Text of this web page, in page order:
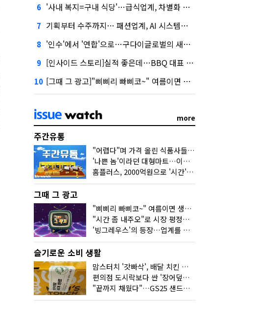
6 '사내 복지=구내 식당'…급식업계, 차별화 경쟁 본격화
7 기획부터 수주까지… 패션업계, AI 시스템화 박차
8 '인수'에서 '연합'으로…구다이글로벌의 새로운 투자법
9 [인사이드 스토리]실적 좋은데…BBQ 대표 '파리목숨'된 이유
10 [그때 그 광고]"삐삐리 빠삐코~" 여름이면 생각나는 그 노래
more
주간유통
"어렵다"며 가격 올린 식품사들…진짜 어려운 거 맞아?
'나쁜 놈'이라던 대형마트…이젠 '불쌍한 놈' 됐다
홈플러스, 2000억원으로 '시간'을 샀다
그때 그 광고
"삐삐리 빠삐코~" 여름이면 생각나는 그 노래
"시간 좀 내주오"로 시장 평정한 하이마트
'빙그레우스'의 등장…업계를 흔든 '세계관' 마케팅
슬기로운 소비 생활
맘스터치 '갓빠삭', 배달 치킨 선입견을 바꿨다
편의점 도시락보다 싼 '장어덮밥'…오뚜기가 해냈다
"끝까지 채웠다"…GS25 샌드위치의 달라진 '속'사정